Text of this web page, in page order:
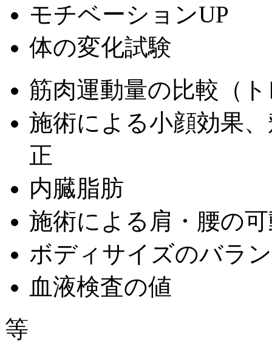
モチベーションUP
体の変化試験
筋肉運動量の比較（
施術による小顔効果
正
内臓脂肪
施術による肩・腰の
ボディサイズのバラ
血液検査の値
等